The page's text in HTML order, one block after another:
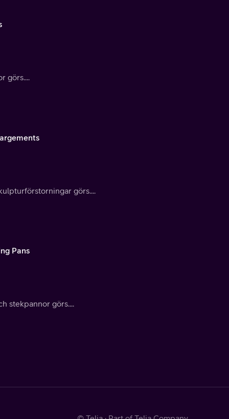
görs....
görs....
Pans
stekpannor görs....